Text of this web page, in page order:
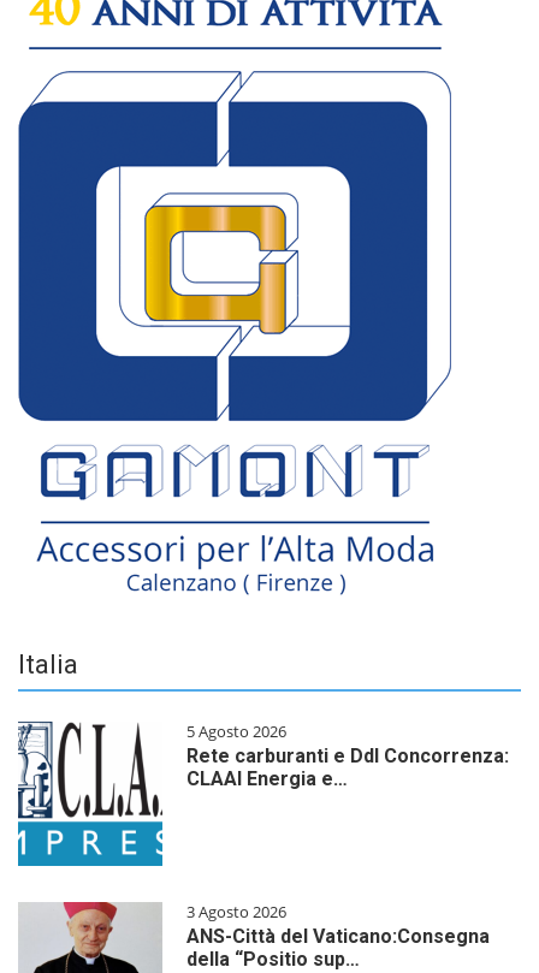
Italia
5 Agosto 2026
Rete carburanti e Ddl Concorrenza:
CLAAI Energia e…
3 Agosto 2026
ANS-Città del Vaticano:Consegna
della “Positio sup…